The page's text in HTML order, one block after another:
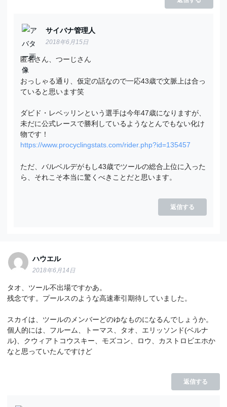
サイバナ管理人
2018年6月15日
匿名さん、つーじさん
おっしゃる通り、仮定の話なので一応43歳で文脈上は合っ
ていると思います笑
ダビド・レベッリンという選手は今年47歳になりますが、
未だに公式レースで勝利しているようなとんでもない化け
物です！
https://www.procyclingstats.com/rider.php?id=135457
ただ、バルベルデがもし43歳でツールの総合上位に入った
ら、それこそ本当に驚くべきことだと思います。
返信する
ハウエル
2018年6月14日
タオ、ツール不出場ですかあ。
残念です。プールスのような高速牽引期待していました。
スカイは、ツールのメンバーどのゆなものになるんでしょうか。
個人的には、フルーム、トーマス、タオ、エリッソンド(ベルナ
ル)、クウィアトコウスキー、モズコン、ロウ、カストロビエホか
なと思っていたんですけど
返信する